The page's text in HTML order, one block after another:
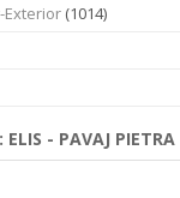
(1014)
ELIS - PAVAJ PIETRA